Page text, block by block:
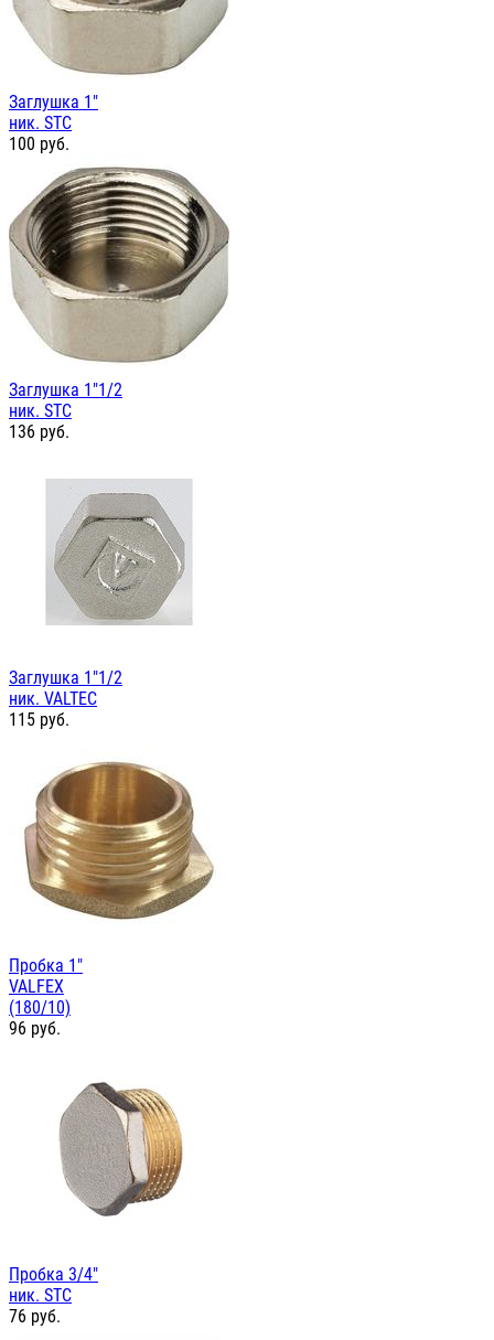
Заглушка 1"
ник. STC
100 руб.
Заглушка 1"1/2
ник. STC
136 руб.
Заглушка 1"1/2
ник. VALTEC
115 руб.
Пробка 1"
VALFEX
(180/10)
96 руб.
Пробка 3/4"
ник. STC
76 руб.